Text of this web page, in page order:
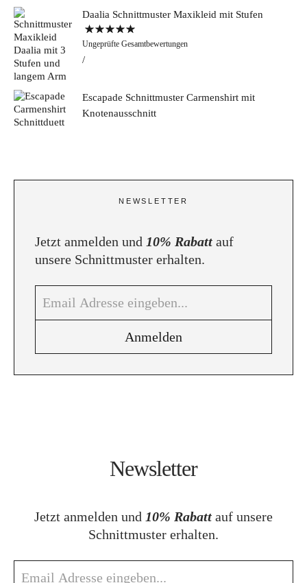
Daalia Schnittmuster Maxikleid mit Stufen
Bewertet mit
5.00von 5
Ungeprüfte Gesamtbewertungen
Escapade Schnittmuster Carmenshirt mit
Knotenausschnitt
NEWSLETTER
Jetzt anmelden und 10% Rabatt auf
unsere Schnittmuster erhalten.
Newsletter
Jetzt anmelden und 10% Rabatt auf unsere
Schnittmuster erhalten.